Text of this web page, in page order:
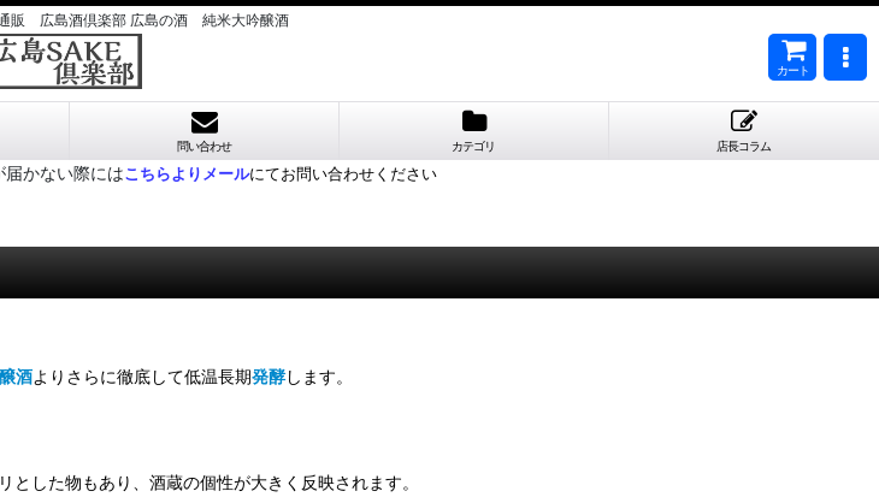
販 広島酒倶楽部 広島の酒 純米大吟醸酒
カート
問い合わせ カテゴリ 店長コラム
届かない際にはこちらよりメールにてお問い合わせください
酒よりさらに徹底して低温長期発酵します。
した物もあり、酒蔵の個性が大きく反映されます。